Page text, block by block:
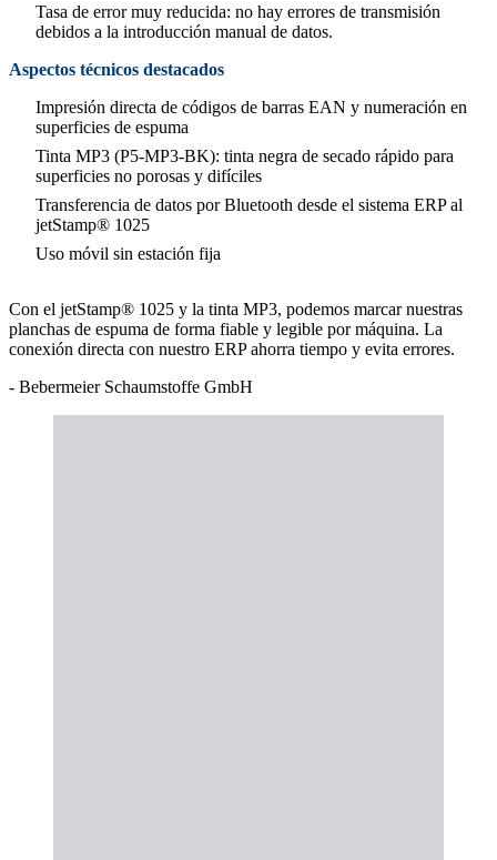
Tasa de error muy reducida: no hay errores de transmisión
debidos a la introducción manual de datos.
Aspectos técnicos destacados
Impresión directa de códigos de barras EAN y numeración en
superficies de espuma
Tinta MP3 (P5-MP3-BK): tinta negra de secado rápido para
superficies no porosas y difíciles
Transferencia de datos por Bluetooth desde el sistema ERP al
jetStamp® 1025
Uso móvil sin estación fija
Con el jetStamp® 1025 y la tinta MP3, podemos marcar nuestras
planchas de espuma de forma fiable y legible por máquina. La
conexión directa con nuestro ERP ahorra tiempo y evita errores.
- Bebermeier Schaumstoffe GmbH